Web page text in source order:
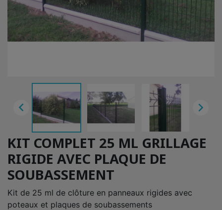
 
KIT COMPLET 25 ML GRILLAGE
RIGIDE AVEC PLAQUE DE
SOUBASSEMENT
Kit de 25 ml de clôture en panneaux rigides avec
poteaux et plaques de soubassements